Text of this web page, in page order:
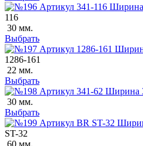
116
30 мм.
Выбрать
1286-161
22 мм.
Выбрать
30 мм.
Выбрать
ST-32
60 мм.